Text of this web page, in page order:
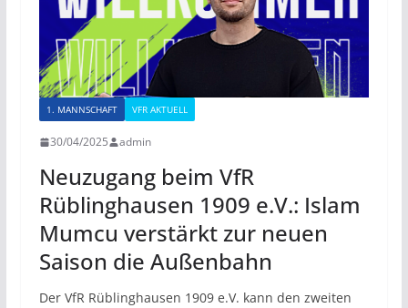
1. MANNSCHAFT VFR AKTUELL
30/04/2025 admin
Neuzugang beim VfR
Rüblinghausen 1909 e.V.: Islam
Mumcu verstärkt zur neuen
Saison die Außenbahn
Der VfR Rüblinghausen 1909 e.V. kann den zweiten